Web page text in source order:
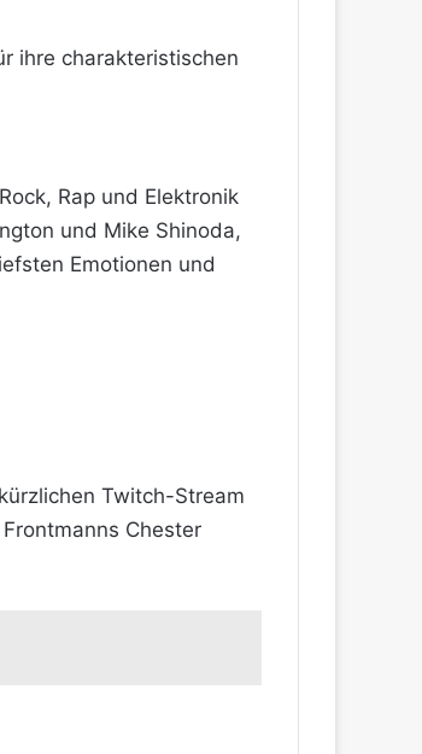
ihre charakteristischen
Rap und Elektronik
und Mike Shinoda,
Emotionen und
Twitch-Stream
Chester